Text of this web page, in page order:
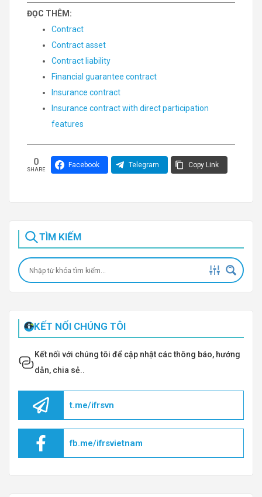
ĐỌC THÊM:
Contract
Contract asset
Contract liability
Financial guarantee contract
Insurance contract
Insurance contract with direct participation
features
0
SHARE
Facebook Telegram Copy Link
TÌM KIẾM
KẾT NỐI CHÚNG TÔI
Kết nối với chúng tôi để cập nhật các thông báo, hướng
dẫn, chia sẻ..
t.me/ifrsvn
fb.me/ifrsvietnam